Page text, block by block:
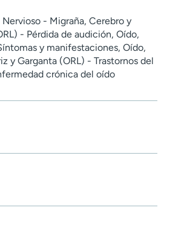
- Migraña, Cerebro y
- Pérdida de audición, Oído,
y manifestaciones, Oído,
y Garganta (ORL) - Trastornos del
crónica del oído